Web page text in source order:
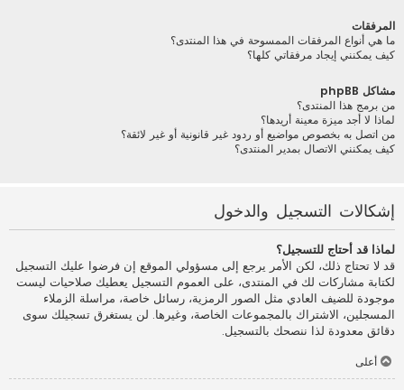
المرفقات
ما هي أنواع المرفقات الممسوحة في هذا المنتدى؟
كيف يمكنني إيجاد مرفقاتي كلها؟
مشاكل phpBB
من برمج هذا المنتدى؟
لماذا لا أجد ميزة معينة أريدها؟
من اتصل به بخصوص مواضيع أو ردود غير قانونية أو غير لائقة؟
كيف يمكنني الاتصال بمدير المنتدى؟
إشكالات التسجيل والدخول
لماذا قد أحتاج للتسجيل؟
قد لا تحتاج ذلك، لكن الأمر يرجع إلى مسؤولي الموقع إن فرضوا عليك التسجيل
لكتابة مشاركات لك في المنتدى، على العموم التسجيل يعطيك صلاحيات ليست
موجودة للضيف العادي مثل الصور الرمزية، رسائل خاصة، مراسلة الزملاء
المسجلين، الاشتراك بالمجموعات الخاصة، وغيرها. لن يستغرق تسجيلك سوى
دقائق معدودة لذا ننصحك بالتسجيل.
أعلى